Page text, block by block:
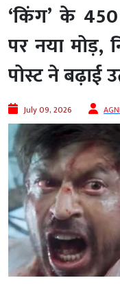
‘किंग’ के
पर नया मोड़,
पोस्ट ने बढ़ाई
July 09, 2026